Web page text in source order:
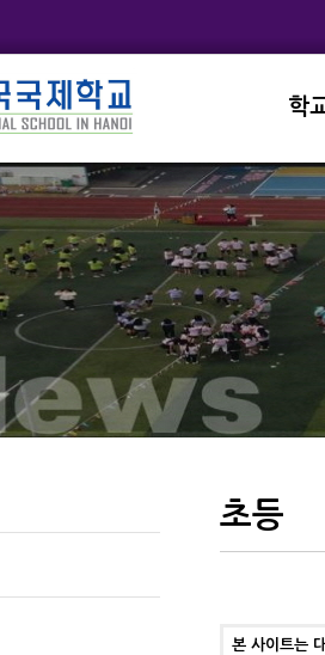
학
학
학
학
초등
본 사이트는